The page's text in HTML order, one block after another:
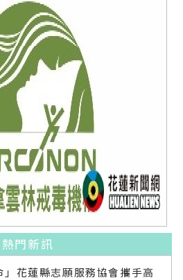
熱門新訊
」花蓮縣志願服務協會攜手高